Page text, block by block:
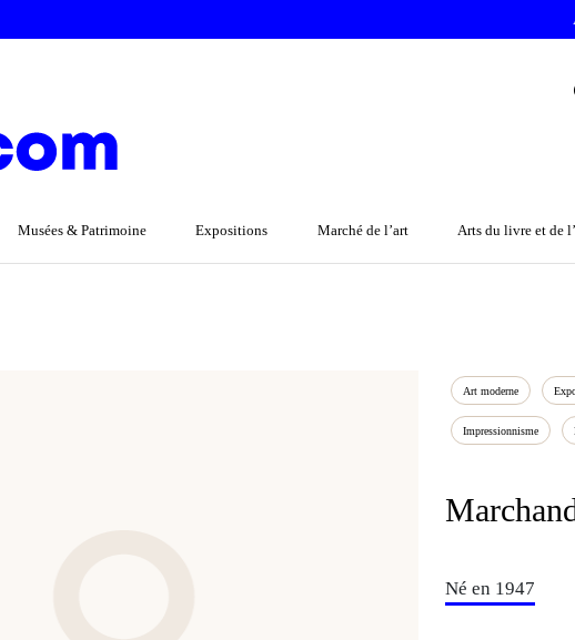
Musées & Patrimoine Expositions Marché de l’art Arts du livre et de
Art moderne
Impressionnisme
Né en 1947